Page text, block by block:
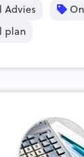
Advies
plan